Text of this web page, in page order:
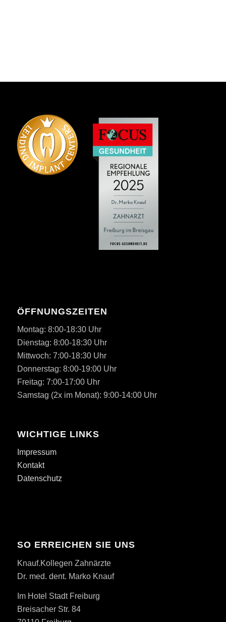
ÖFFNUNGSZEITEN
Montag: 8:00-18:30 Uhr
Dienstag: 8:00-18:30 Uhr
Mittwoch: 7:00-18:30 Uhr
Donnerstag: 8:00-19:00 Uhr
Freitag: 7:00-17:00 Uhr
Samstag (2x im Monat): 9:00-14:00 Uhr
WICHTIGE LINKS
Impressum
Kontakt
Datenschutz
SO ERREICHEN SIE UNS
Knauf.Kollegen Zahnärzte
Dr. med. dent. Marko Knauf
Im Hotel Stadt Freiburg
Breisacher Str. 84